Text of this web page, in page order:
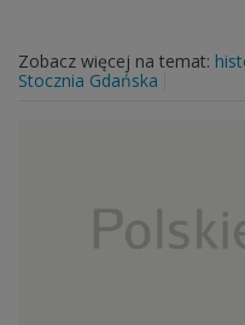
Zobacz więcej na temat:
Stocznia Gdańska